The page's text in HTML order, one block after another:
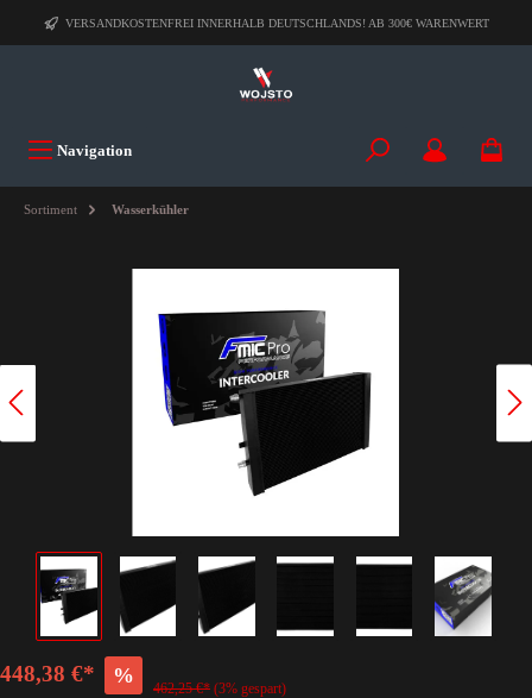
VERSANDKOSTENFREI INNERHALB DEUTSCHLANDS! AB 300€ WARENWERT
Navigation
Sortiment Wasserkühler
448,38 €* %
462,25 €* (3% gespart)